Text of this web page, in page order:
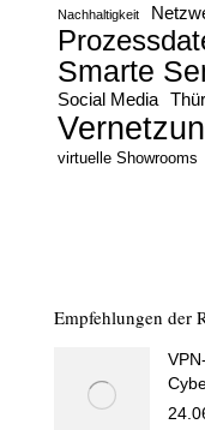
Nachhaltigkeit
Smarte
Social Media
virtuelle Showrooms
Empfehlungen der